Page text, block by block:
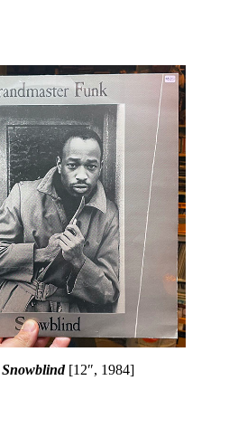
Snowblind [12″, 1984]